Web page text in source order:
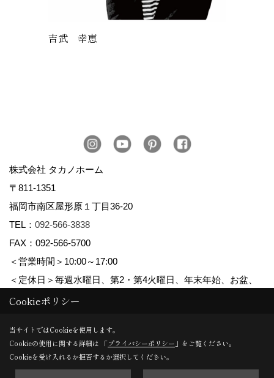
吉武 幸恵
株式会社 タカノホーム
〒811-1351
福岡市南区屋形原１丁目36-20
TEL： 092-566-3838
FAX：092-566-5700
＜営業時間＞10:00～17:00
＜定休日＞毎週水曜日、第2・第4火曜日、年末年始、お盆、
ゴールデンウィーク、夏季休暇
Copyright (c) TAKANO CONSTRUCTION CO.,LTD. All Rights Reserved.
Cookieポリシー
当サイトではCookieを使用します。
Cookieの使用に関する詳細は 「プライバシーポリシー 」をご覧ください。
Cookieを受け入れるか拒否するか選択してください。